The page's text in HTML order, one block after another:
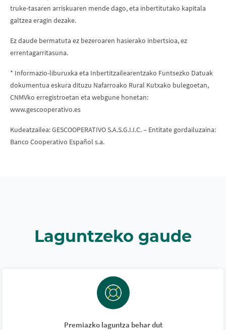
truke-tasaren arriskuaren mende dago, eta inbertitutako kapitala
galtzea eragin dezake.
Ez daude bermatuta ez bezeroaren hasierako inbertsioa, ez
errentagarritasuna.
* Informazio-liburuxka eta Inbertitzailearentzako Funtsezko Datuak
dokumentua eskura dituzu Nafarroako Rural Kutxako bulegoetan,
CNMVko erregistroetan eta webgune honetan:
www.gescooperativo.es
Kudeatzailea: GESCOOPERATIVO S.A.S.G.I.I.C. – Entitate gordailuzaina:
Banco Cooperativo Español s.a.
Laguntzeko gaude
Premiazko laguntza behar dut